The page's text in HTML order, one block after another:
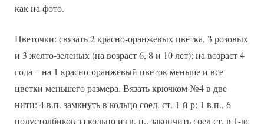
как на фото.
Цветочки: связать 2 красно-оранжевых цветка, 3 розовых
и 3 желто-зеленых (на возраст 6, 8 и 10 лет); на возраст 4
года – на 1 красно-оранжевый цветок меньше и все
цветки меньшего размера. Вязать крючком №4 в две
нити: 4 в.п. замкнуть в кольцо соед. ст. 1-й р: 1 в.п., 6
полустолбиков за кольцо из в. п., закончить соед ст. в 1-ю